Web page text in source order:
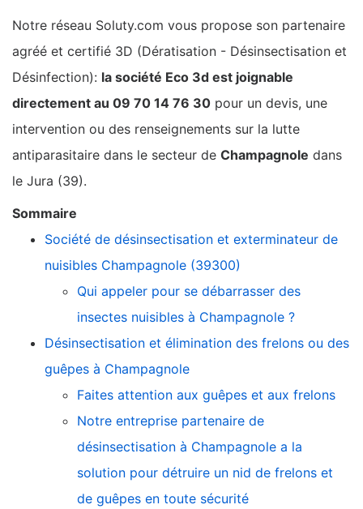
Notre réseau Soluty.com vous propose son partenaire
agréé et certifié 3D (Dératisation - Désinsectisation et
Désinfection): la société Eco 3d est joignable
directement au 09 70 14 76 30 pour un devis, une
intervention ou des renseignements sur la lutte
antiparasitaire dans le secteur de Champagnole dans
le Jura (39).
Sommaire
Société de désinsectisation et exterminateur de
nuisibles Champagnole (39300)
Qui appeler pour se débarrasser des
insectes nuisibles à Champagnole ?
Désinsectisation et élimination des frelons ou des
guêpes à Champagnole
Faites attention aux guêpes et aux frelons
Notre entreprise partenaire de
désinsectisation à Champagnole a la
solution pour détruire un nid de frelons et
de guêpes en toute sécurité